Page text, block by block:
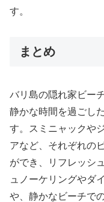
す。
まとめ
バリ島の隠れ家ビー
静かな時間を過ごし
す。スミニャックや
アなど、それぞれの
ができ、リフレッシ
ュノーケリングやダ
や、静かなビーチで